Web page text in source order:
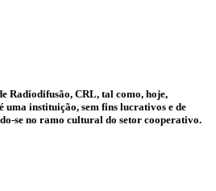
Radiodifusão, CRL, tal como, hoje,
uma instituição, sem fins lucrativos e de
se no ramo cultural do setor cooperativo.